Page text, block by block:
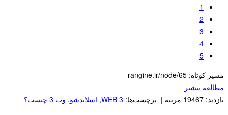
1
2
3
4
5
مسیر کوتاه: rangine.ir/node/65
مطالعه بیشتر
بازدید: 19467 مرتبه | برچسب‌ها:
WEB 3
, اسلایدشو, وب 3 چیست؟